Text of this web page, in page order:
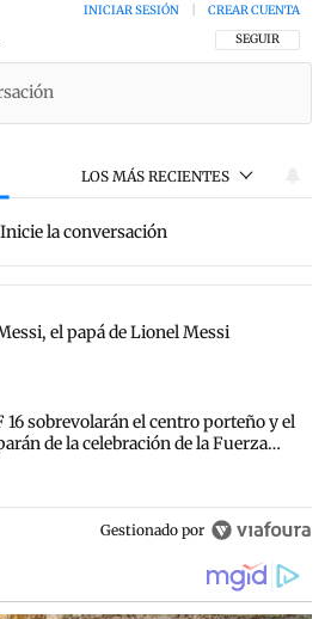
SIGA ESTA
SEGUIR
INICIAR SESIÓN CREAR CUENTA
LOS MÁS RECIENTES
Inicie la conversación
con más comentarios en los
el título "Murió Jorge Messi, el papá
el papá de Lionel Messi
el título "Los aviones F 16
16 sobrevolarán el centro porteño y el
de la celebración de la Fuerza
Gestionado por